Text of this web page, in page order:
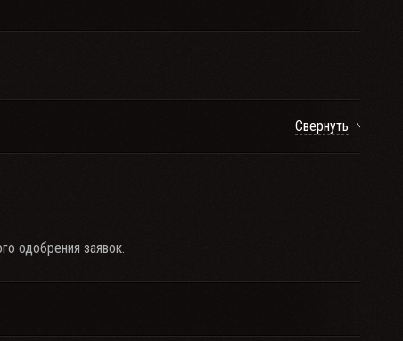
Свернуть
одобрения заявок.